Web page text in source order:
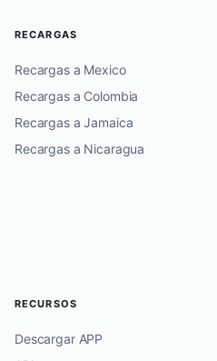
RECARGAS
Recargas a Mexico
Recargas a Colombia
Recargas a Jamaica
Recargas a Nicaragua
RECURSOS
Descargar APP